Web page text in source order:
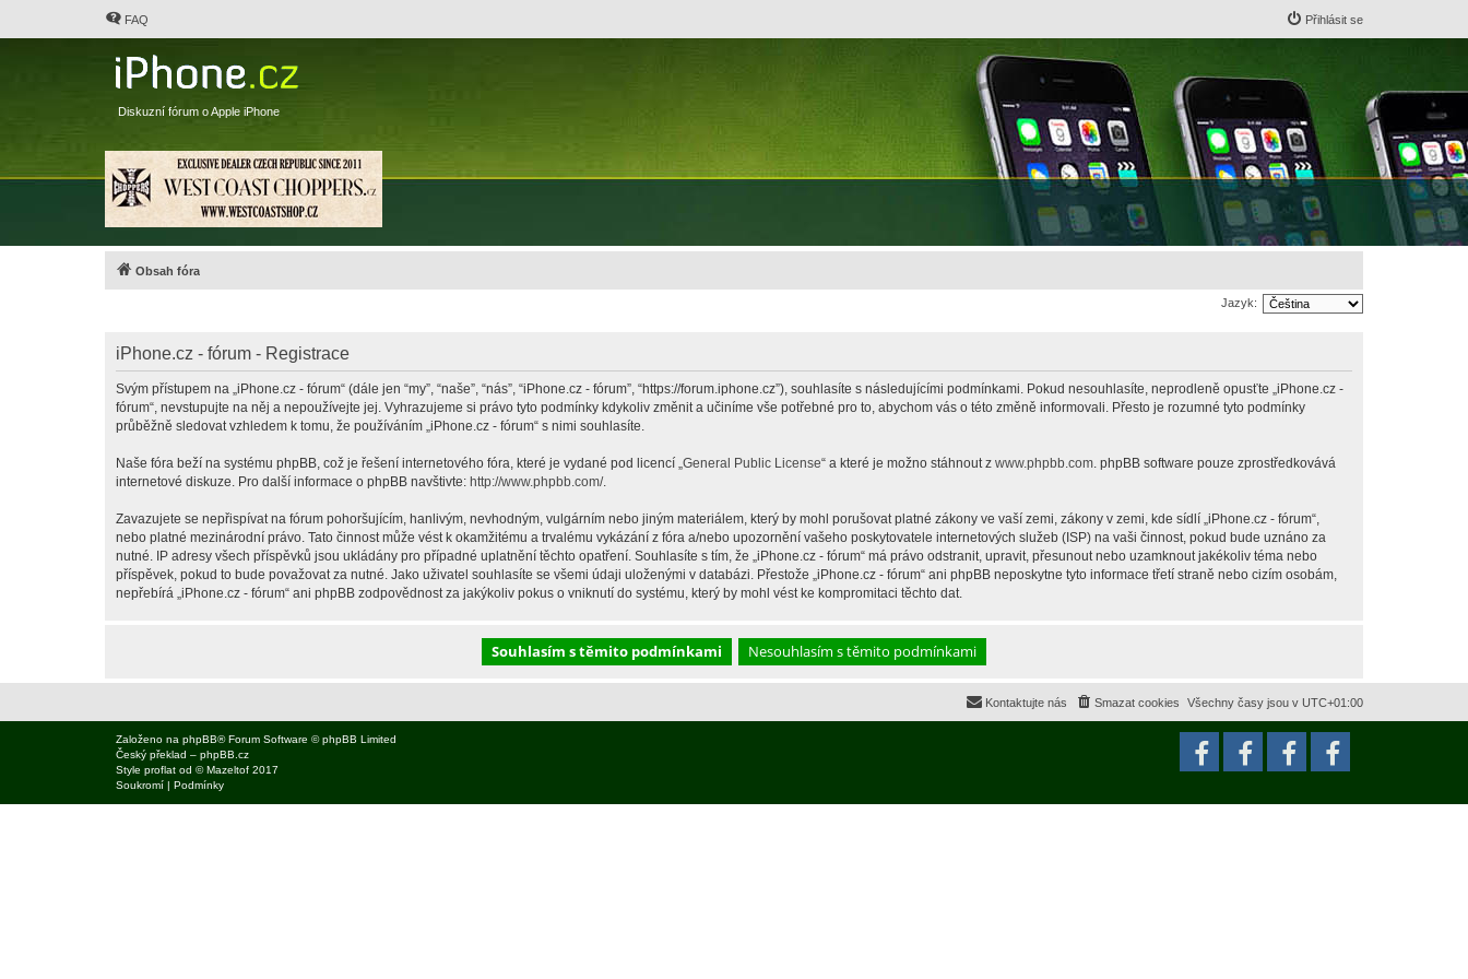
FAQ Přihlásit se
Diskuzní fórum o Apple iPhone
Obsah fóra
Jazyk:
iPhone.cz - fórum - Registrace
Svým přístupem na „iPhone.cz - fórum“ (dále jen “my”, “naše”, “nás”, “iPhone.cz - fórum”, “https://forum.iphone.cz”), souhlasíte s následujícími podmínkami. Pokud nesouhlasíte, neprodleně opusťte „iPhone.cz -
fórum“, nevstupujte na něj a nepoužívejte jej. Vyhrazujeme si právo tyto podmínky kdykoliv změnit a učiníme vše potřebné pro to, abychom vás o této změně informovali. Přesto je rozumné tyto podmínky
průběžně sledovat vzhledem k tomu, že používáním „iPhone.cz - fórum“ s nimi souhlasíte.
Naše fóra beží na systému phpBB, což je řešení internetového fóra, které je vydané pod licencí „ General Public License“ a které je možno stáhnout z www.phpbb.com . phpBB software pouze zprostředkovává
internetové diskuze. Pro další informace o phpBB navštivte: http://www.phpbb.com/.
Zavazujete se nepřispívat na fórum pohoršujícím, hanlivým, nevhodným, vulgárním nebo jiným materiálem, který by mohl porušovat platné zákony ve vaší zemi, zákony v zemi, kde sídlí „iPhone.cz - fórum“,
nebo platné mezinárodní právo. Tato činnost může vést k okamžitému a trvalému vykázání z fóra a/nebo upozornění vašeho poskytovatele internetových služeb (ISP) na vaši činnost, pokud bude uznáno za
nutné. IP adresy všech příspěvků jsou ukládány pro případné uplatnění těchto opatření. Souhlasíte s tím, že „iPhone.cz - fórum“ má právo odstranit, upravit, přesunout nebo uzamknout jakékoliv téma nebo
příspěvek, pokud to bude považovat za nutné. Jako uživatel souhlasíte se všemi údaji uloženými v databázi. Přestože „iPhone.cz - fórum“ ani phpBB neposkytne tyto informace třetí straně nebo cizím osobám,
nepřebírá „iPhone.cz - fórum“ ani phpBB zodpovědnost za jakýkoliv pokus o vniknutí do systému, který by mohl vést ke kompromitaci těchto dat.
Všechny časy jsou v UTC+01:00
Smazat cookies
Kontaktujte nás
Založeno na phpBB® Forum Software © phpBB Limited
Český překlad – phpBB.cz
Style proflat od ©Mazeltof 2017
Soukromí | Podmínky